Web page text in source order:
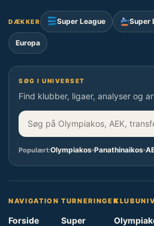
DÆKKER Super League Super
Europa
SØG I UNIVERSET
Find klubber, ligaer, analyser og
Populært:Olympiakos Panathinaikos
NAVIGATION
Forside
TURNERINGER
Super